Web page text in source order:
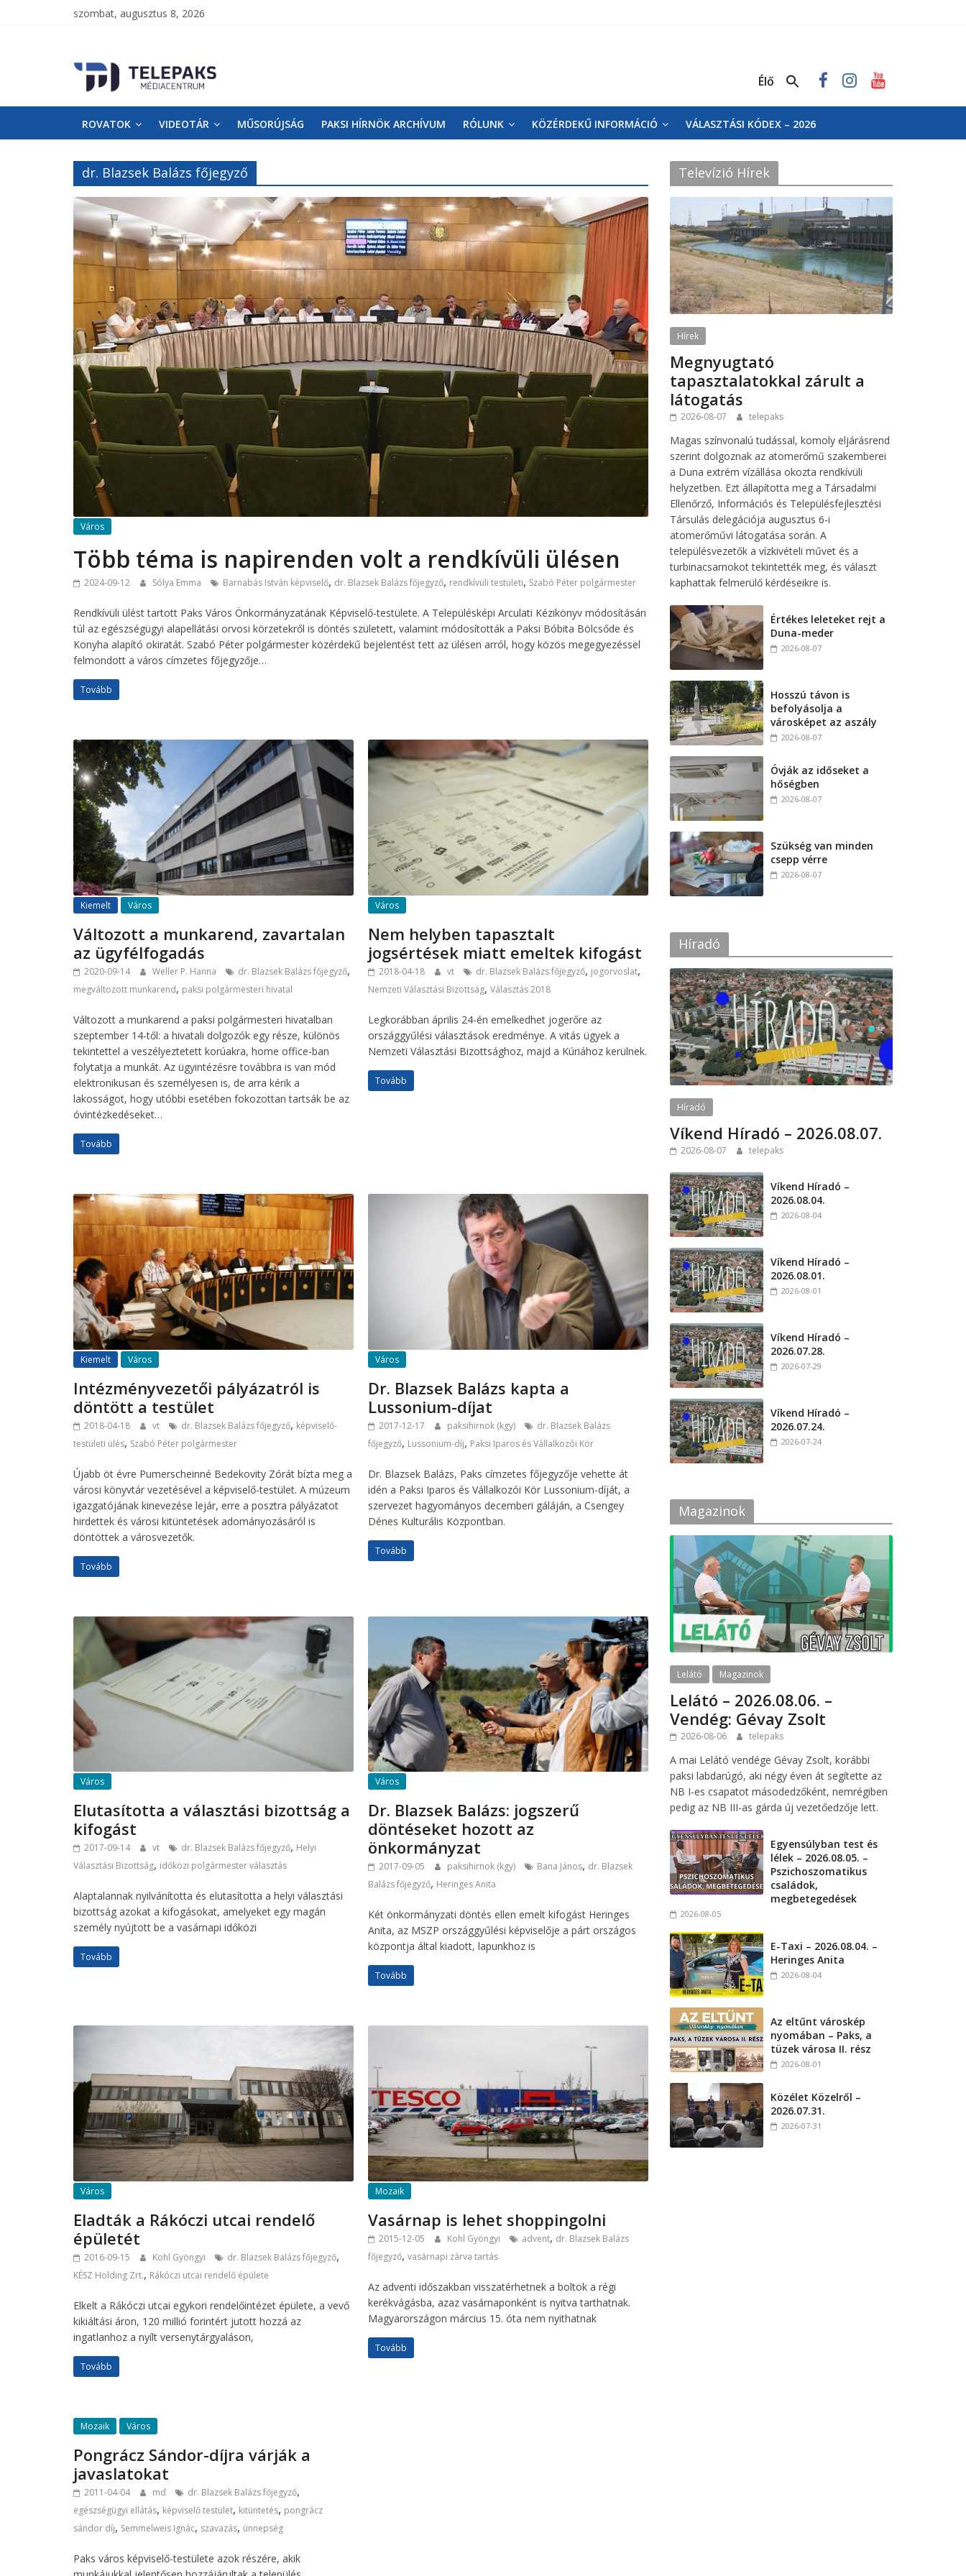
szombat, augusztus 8, 2026
TelePaks
Médiacentrum
TelePaks
Kistérségi
Televízió
honlapja
Élő
ROVATOK VIDEOTÁR MŰSORÚJSÁG PAKSI HÍRNÖK ARCHÍVUM RÓLUNK KÖZÉRDEKŰ INFORMÁCIÓ VÁLASZTÁSI KÓDEX – 2026
dr. Blazsek Balázs főjegyző
Város
Több téma is napirenden volt a rendkívüli ülésen
2024-09-12 Sólya Emma Barnabás István képviselő, dr. Blazsek Balázs főjegyző, rendkívüli testületi, Szabó Péter polgármester
Rendkívüli ülést tartott Paks Város Önkormányzatának Képviselő-testülete. A Településképi Arculati Kézikönyv módosításán
túl az egészségügyi alapellátási orvosi körzetekről is döntés született, valamint módosították a Paksi Bóbita Bölcsőde és
Konyha alapító okiratát. Szabó Péter polgármester közérdekű bejelentést tett az ülésen arról, hogy közös megegyezéssel
felmondott a város címzetes főjegyzője…
Tovább
Kiemelt Város
Változott a munkarend, zavartalan
az ügyfélfogadás
2020-09-14 Weller P. Hanna dr. Blazsek Balázs főjegyző,
megváltozott munkarend, paksi polgármesteri hivatal
Változott a munkarend a paksi polgármesteri hivatalban
szeptember 14-től: a hivatali dolgozók egy része, különös
tekintettel a veszélyeztetett korúakra, home office-ban
folytatja a munkát. Az ügyintézésre továbbra is van mód
elektronikusan és személyesen is, de arra kérik a
lakosságot, hogy utóbbi esetében fokozottan tartsák be az
óvintézkedéseket…
Tovább
Város
Nem helyben tapasztalt
jogsértések miatt emeltek kifogást
2018-04-18 vt dr. Blazsek Balázs főjegyző, jogorvoslat,
Nemzeti Választási Bizottság,Választás 2018
Legkorábban április 24-én emelkedhet jogerőre az
országgyűlési választások eredménye. A vitás ügyek a
Nemzeti Választási Bizottsághoz, majd a Kúriához kerülnek.
Tovább
Kiemelt Város
Intézményvezetői pályázatról is
döntött a testület
2018-04-18 vt dr. Blazsek Balázs főjegyző, képviselő-
testületi ülés, Szabó Péter polgármester
Újabb öt évre Pumerscheinné Bedekovity Zórát bízta meg a
városi könyvtár vezetésével a képviselő-testület. A múzeum
igazgatójának kinevezése lejár, erre a posztra pályázatot
hirdettek és városi kitüntetések adományozásáról is
döntöttek a városvezetők.
Tovább
Város
Dr. Blazsek Balázs kapta a
Lussonium-díjat
2017-12-17 paksihirnok (kgy)
dr. Blazsek Balázs
főjegyző, Lussonium-díj, Paksi Iparos és Vállalkozói Kör
Dr. Blazsek Balázs, Paks címzetes főjegyzője vehette át
idén a Paksi Iparos és Vállalkozói Kör Lussonium-díját, a
szervezet hagyományos decemberi gáláján, a Csengey
Dénes Kulturális Központban.
Tovább
Város
Elutasította a választási bizottság a
kifogást
2017-09-14 vt dr. Blazsek Balázs főjegyző, Helyi
Választási Bizottság, időközi polgármester választás
Alaptalannak nyilvánította és elutasította a helyi választási
bizottság azokat a kifogásokat, amelyeket egy magán
személy nyújtott be a vasárnapi időközi
Tovább
Város
Dr. Blazsek Balázs: jogszerű
döntéseket hozott az
önkormányzat
2017-09-05 paksihirnok (kgy) Bana János, dr. Blazsek
Balázs főjegyző, Heringes Anita
Két önkormányzati döntés ellen emelt kifogást Heringes
Anita, az MSZP országgyűlési képviselője a párt országos
központja által kiadott, lapunkhoz is
Tovább
Város
Eladták a Rákóczi utcai rendelő
épületét
2016-09-15 Kohl Gyöngyi dr. Blazsek Balázs főjegyző,
KÉSZ Holding Zrt., Rákóczi utcai rendelő épülete
Elkelt a Rákóczi utcai egykori rendelőintézet épülete, a vevő
kikiáltási áron, 120 millió forintért jutott hozzá az
ingatlanhoz a nyílt versenytárgyaláson,
Tovább
Mozaik
Vasárnap is lehet shoppingolni
2015-12-05 Kohl Gyöngyi advent, dr. Blazsek Balázs
főjegyző,vasárnapi zárva tartás
Az adventi időszakban visszatérhetnek a boltok a régi
kerékvágásba, azaz vasárnaponként is nyitva tarthatnak.
Magyarországon március 15. óta nem nyithatnak
Tovább
Mozaik Város
Pongrácz Sándor-díjra várják a
javaslatokat
2011-04-04 md dr. Blazsek Balázs főjegyző,
egészségügyi ellátás, képviselő testület, kitüntetés, pongrácz
sándor díj, Semmelweis Ignác, szavazás, ünnepség
Paks város képviselő-testülete azok részére, akik
Televízió Hírek
Hírek
Megnyugtató
tapasztalatokkal zárult a
látogatás
2026-08-07 telepaks
Magas színvonalú tudással, komoly eljárásrend
szerint dolgoznak az atomerőmű szakemberei
a Duna extrém vízállása okozta rendkívüli
helyzetben. Ezt állapította meg a Társadalmi
Ellenőrző, Információs és Településfejlesztési
Társulás delegációja augusztus 6-i
atomerőművi látogatása során. A
településvezetők a vízkivételi művet és a
turbinacsarnokot tekintették meg, és választ
kaphattak felmerülő kérdéseikre is.
Értékes leleteket rejt a
Duna-meder
2026-08-07
Hosszú távon is
befolyásolja a
városképet az aszály
2026-08-07
Óvják az időseket a
hőségben
2026-08-07
Szükség van minden
csepp vérre
2026-08-07
Híradó
Híradó
Víkend Híradó – 2026.08.07.
2026-08-07 telepaks
Víkend Híradó –
2026.08.04.
2026-08-04
Víkend Híradó –
2026.08.01.
2026-08-01
Víkend Híradó –
2026.07.28.
2026-07-29
Víkend Híradó –
2026.07.24.
2026-07-24
Magazinok
Lelátó Magazinok
Lelátó – 2026.08.06. –
Vendég: Gévay Zsolt
2026-08-06 telepaks
A mai Lelátó vendége Gévay Zsolt, korábbi
paksi labdarúgó, aki négy éven át segítette az
NB I-es csapatot másodedzőként, nemrégiben
pedig az NB III-as gárda új vezetőedzője lett.
Egyensúlyban test és
lélek – 2026.08.05. –
Pszichoszomatikus
családok,
megbetegedések
2026-08-05
E-Taxi – 2026.08.04. –
Heringes Anita
2026-08-04
Az eltűnt városkép
nyomában – Paks, a
tüzek városa II. rész
2026-08-01
Közélet Közelről –
2026.07.31.
2026-07-31